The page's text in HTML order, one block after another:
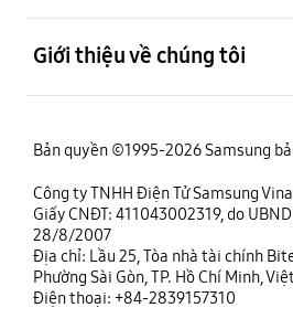
Giới thiệu về chúng tôi
Bản quyền ©1995-2026 Samsung
Công ty TNHH Điện Tử Samsung Vina
Giấy CNĐT: 411043002319, do
28/8/2007
Địa chỉ: Lầu 25, Tòa nhà tài chính
Phường Sài Gòn, TP. Hồ Chí Minh,
Điện thoại: +84-2839157310